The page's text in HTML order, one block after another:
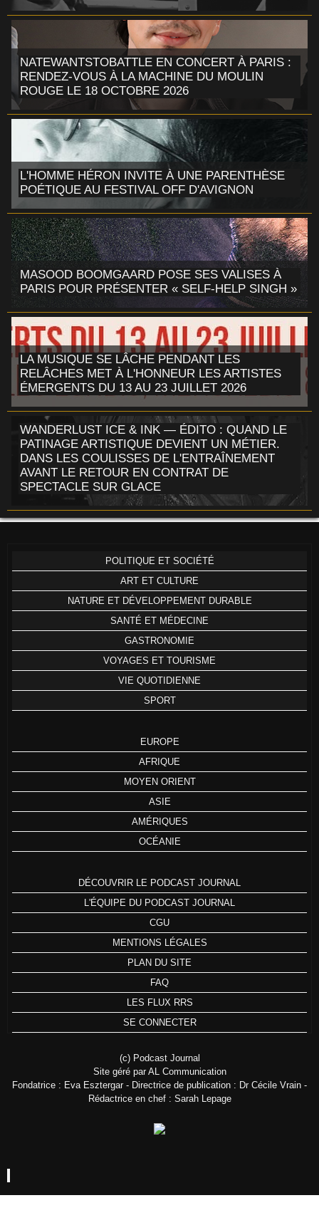
NATEWANTSTOBATTLE EN CONCERT À PARIS :
RENDEZ-VOUS À LA MACHINE DU MOULIN
ROUGE LE 18 OCTOBRE 2026
L'HOMME HÉRON INVITE À UNE PARENTHÈSE
POÉTIQUE AU FESTIVAL OFF D'AVIGNON
MASOOD BOOMGAARD POSE SES VALISES À
PARIS POUR PRÉSENTER « SELF-HELP SINGH »
LA MUSIQUE SE LÂCHE PENDANT LES
RELÂCHES MET À L'HONNEUR LES ARTISTES
ÉMERGENTS DU 13 AU 23 JUILLET 2026
WANDERLUST ICE & INK — ÉDITO : QUAND LE
PATINAGE ARTISTIQUE DEVIENT UN MÉTIER.
DANS LES COULISSES DE L'ENTRAÎNEMENT
AVANT LE RETOUR EN CONTRAT DE
SPECTACLE SUR GLACE
POLITIQUE ET SOCIÉTÉ
ART ET CULTURE
NATURE ET DÉVELOPPEMENT DURABLE
SANTÉ ET MÉDECINE
GASTRONOMIE
VOYAGES ET TOURISME
VIE QUOTIDIENNE
SPORT
EUROPE
AFRIQUE
MOYEN ORIENT
ASIE
AMÉRIQUES
OCÉANIE
DÉCOUVRIR LE PODCAST JOURNAL
L'ÉQUIPE DU PODCAST JOURNAL
CGU
MENTIONS LÉGALES
PLAN DU SITE
FAQ
LES FLUX RRS
SE CONNECTER
(c) Podcast Journal
Site géré par AL Communication
Fondatrice : Eva Esztergar - Directrice de publication : Dr Cécile Vrain -
Rédactrice en chef : Sarah Lepage